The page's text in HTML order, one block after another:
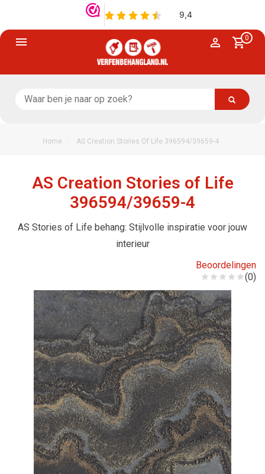
0
Home AS Creation Stories Of Life 396594/39659-4
AS Creation Stories of Life
396594/39659-4
AS Stories of Life behang: Stijlvolle inspiratie voor jouw
interieur
Beoordelingen
(0)